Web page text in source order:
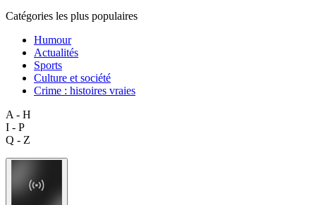
Catégories les plus populaires
Humour
Actualités
Sports
Culture et société
Crime : histoires vraies
A - H
I - P
Q - Z